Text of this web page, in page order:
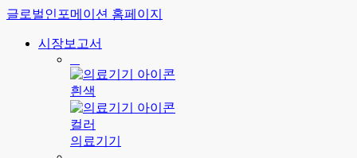
글로벌인포메이션 홈페이지
시장보고서
의료기기